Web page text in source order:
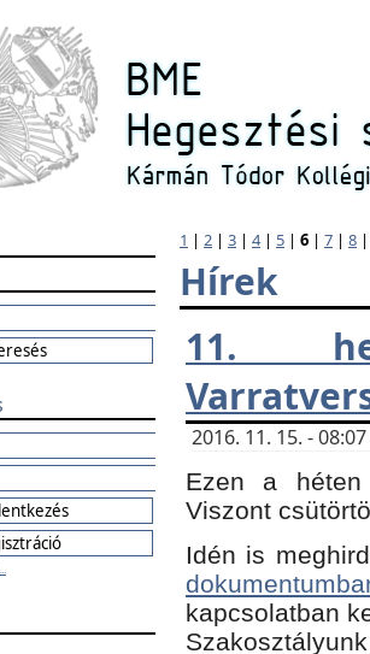
1 | 2 | 3 | 4| 5 | 6 | 7 | 8
Hírek
11.
2016. 11. 15. -
Ezen a héten
Viszont
Idén is
kapcsolatban